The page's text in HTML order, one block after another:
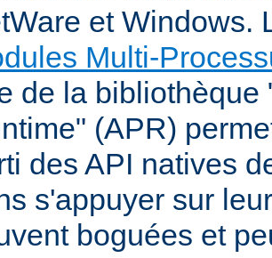
et Windows.
Multi-
de la bibliothèque
(APR)
des API natives
s'appuyer sur
boguées et